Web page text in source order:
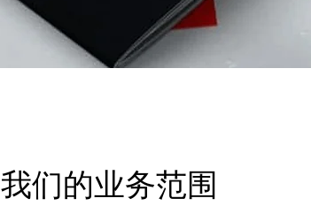
​我们的业务范围